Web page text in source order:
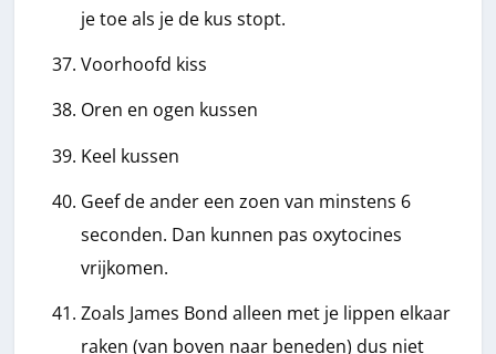
je toe als je de kus stopt.
Voorhoofd kiss
Oren en ogen kussen
Keel kussen
Geef de ander een zoen van minstens 6
seconden. Dan kunnen pas oxytocines
vrijkomen.
Zoals James Bond alleen met je lippen elkaar
raken (van boven naar beneden) dus niet